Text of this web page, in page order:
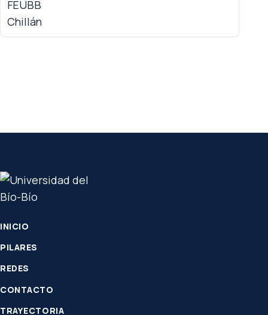
INICIO
PILARES
REDES
CONTACTO
TRAYECTORIA